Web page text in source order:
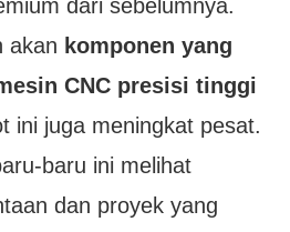
dari sebelumnya.
akan komponen yang
CNC presisi tinggi
ini juga meningkat pesat.
baru ini melihat
dan proyek yang